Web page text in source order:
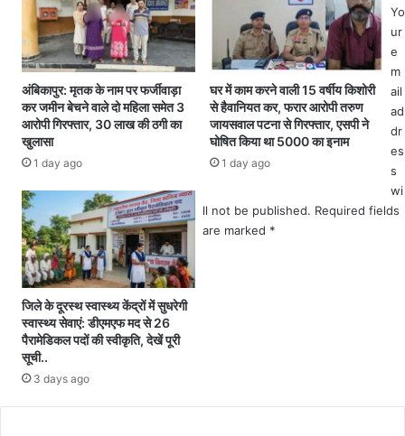
“
मो
र
गौ
ठा
न
मो
र
म्मे
दा
री
”
का
क्र
म
क
र
म
म
ना
या
ग
या
क
ज
यं
अंबिकापुर: मृतक के नाम पर फर्जीवाड़ा
कर जमीन बेचने वाले दो महिला समेत 3
आरोपी गिरफ्तार, 30 लाख की ठगी का
खुलासा
1 day ago
घर में काम करने वाली 15 वर्षीय किशोरी
से हैवानियत कर, फरार आरोपी तरुण
जायसवाल पटना से गिरफ्तार, एसपी ने
घोषित किया था 5000 का इनाम
1 day ago
जिले के दूरस्थ स्वास्थ्य केंद्रों में सुधरेगी
स्वास्थ्य सेवाएं: डीएमएफ मद से 26
पैरामेडिकल पदों की स्वीकृति, देखें पूरी
सूची..
3 days ago
Yo
ur
e
m
ail
ad
dr
es
s
wi
ll not be published. Required fields
are marked *